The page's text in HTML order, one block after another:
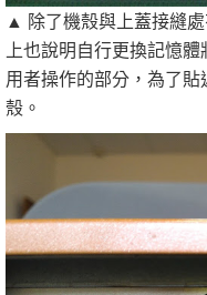
▲ 除了機殼與上蓋接縫
上也說明自行更換記憶
用者操作的部分，為了
殼。